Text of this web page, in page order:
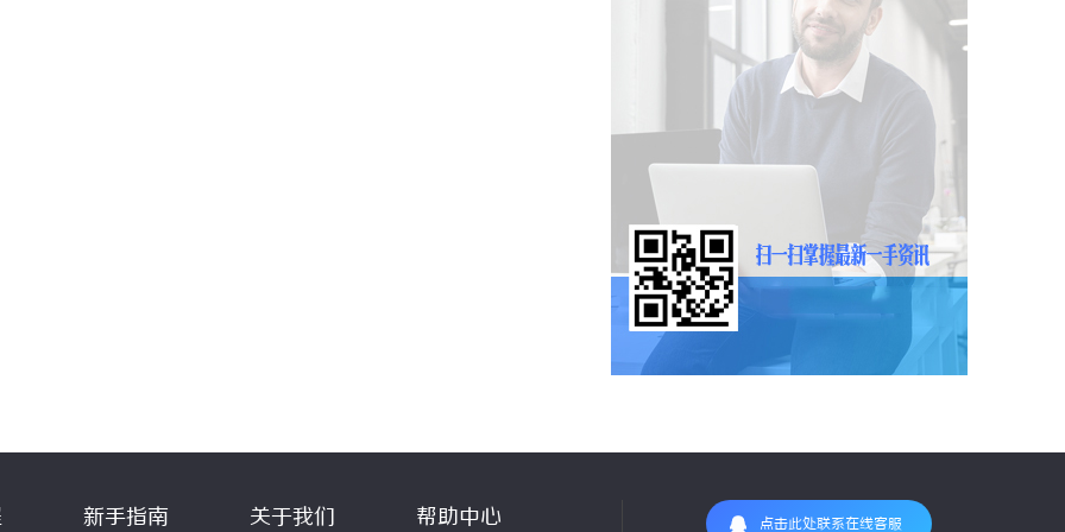
新手指南 关于我们 帮助中心 点击此处联系在线客服